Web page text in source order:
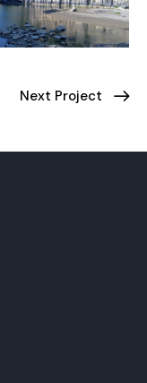
Next Project